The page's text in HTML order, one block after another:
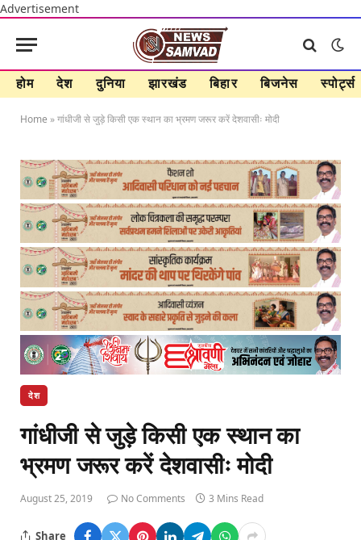
Advertisement
होम देश दुनिया झारखंड बिहार बिजनेस स्पोर्ट्स
Home »गांधीजी से जुड़े किसी एक स्थान का भ्रमण जरूर करें देशवासीः मोदी
देश
गांधीजी से जुड़े किसी एक स्थान का
भ्रमण जरूर करें देशवासीः मोदी
August 25, 2019 No Comments 3 Mins Read
Share